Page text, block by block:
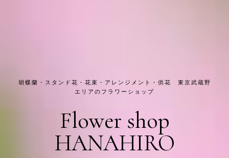
胡蝶蘭・スタンド花・花束・アレンジメント・供花 東京武蔵野
エリアのフラワーショップ
Flower shop
HANAHIRO